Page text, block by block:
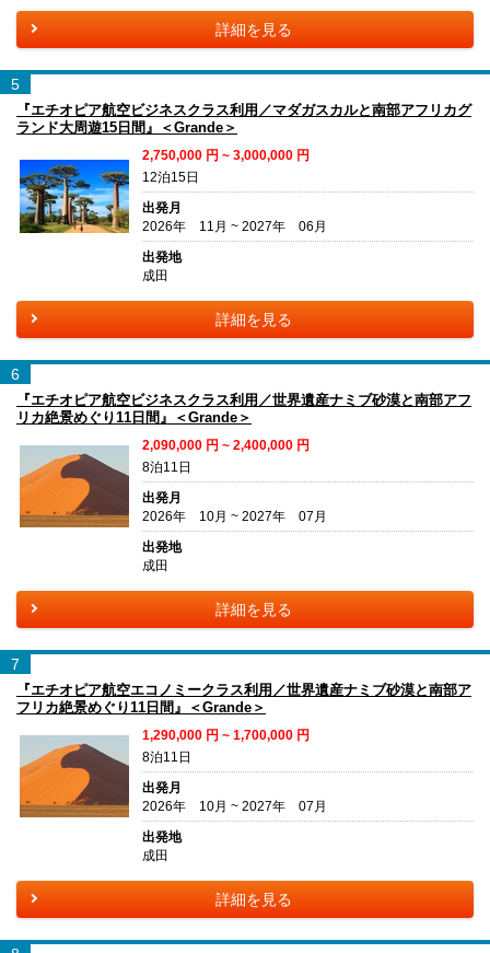
詳細を見る
5
『エチオピア航空ビジネスクラス利用／マダガスカルと南部アフリカグ
ランド大周遊15日間』＜Grande＞
2,750,000 円 ~ 3,000,000 円
12泊15日
出発月
2026年 11月 ~ 2027年 06月
出発地
成田
詳細を見る
6
『エチオピア航空ビジネスクラス利用／世界遺産ナミブ砂漠と南部アフ
リカ絶景めぐり11日間』＜Grande＞
2,090,000 円 ~ 2,400,000 円
8泊11日
出発月
2026年 10月 ~ 2027年 07月
出発地
成田
詳細を見る
7
『エチオピア航空エコノミークラス利用／世界遺産ナミブ砂漠と南部ア
フリカ絶景めぐり11日間』＜Grande＞
1,290,000 円 ~ 1,700,000 円
8泊11日
出発月
2026年 10月 ~ 2027年 07月
出発地
成田
詳細を見る